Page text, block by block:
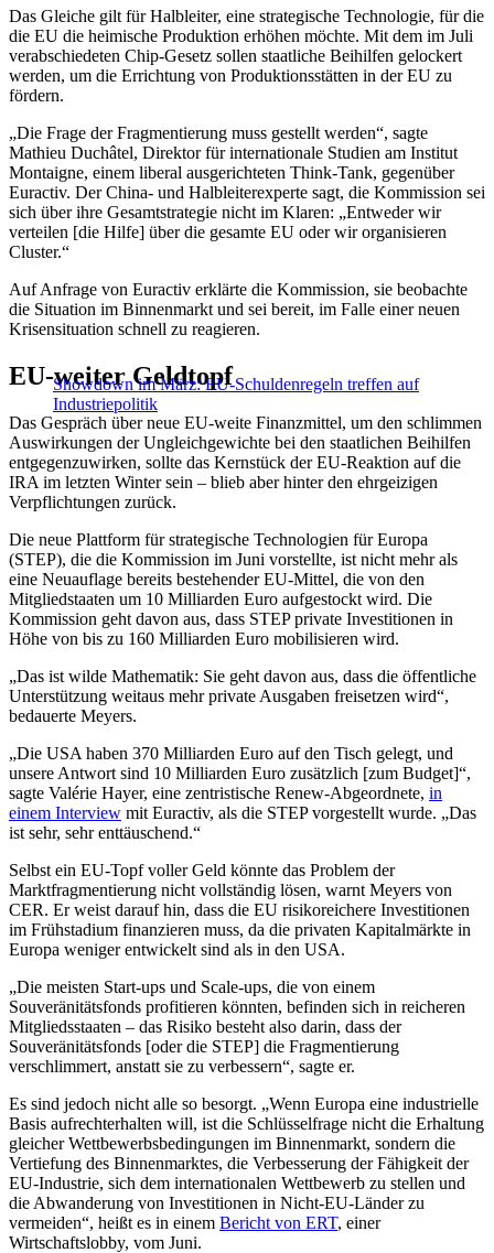
Das Gleiche gilt für Halbleiter, eine strategische Technologie, für die
die EU die heimische Produktion erhöhen möchte. Mit dem im Juli
verabschiedeten Chip-Gesetz sollen staatliche Beihilfen gelockert
werden, um die Errichtung von Produktionsstätten in der EU zu
fördern.
„Die Frage der Fragmentierung muss gestellt werden“, sagte
Mathieu Duchâtel, Direktor für internationale Studien am Institut
Montaigne, einem liberal ausgerichteten Think-Tank, gegenüber
Euractiv. Der China- und Halbleiterexperte sagt, die Kommission sei
sich über ihre Gesamtstrategie nicht im Klaren: „Entweder wir
verteilen [die Hilfe] über die gesamte EU oder wir organisieren
Cluster.“
Auf Anfrage von Euractiv erklärte die Kommission, sie beobachte
die Situation im Binnenmarkt und sei bereit, im Falle einer neuen
Krisensituation schnell zu reagieren.
Showdown im März: EU-Schuldenregeln treffen auf
Industriepolitik
EU-weiter Geldtopf
Das Gespräch über neue EU-weite Finanzmittel, um den schlimmen
Auswirkungen der Ungleichgewichte bei den staatlichen Beihilfen
entgegenzuwirken, sollte das Kernstück der EU-Reaktion auf die
IRA im letzten Winter sein – blieb aber hinter den ehrgeizigen
Verpflichtungen zurück.
Die neue Plattform für strategische Technologien für Europa
(STEP), die die Kommission im Juni vorstellte, ist nicht mehr als
eine Neuauflage bereits bestehender EU-Mittel, die von den
Mitgliedstaaten um 10 Milliarden Euro aufgestockt wird. Die
Kommission geht davon aus, dass STEP private Investitionen in
Höhe von bis zu 160 Milliarden Euro mobilisieren wird.
„Das ist wilde Mathematik: Sie geht davon aus, dass die öffentliche
Unterstützung weitaus mehr private Ausgaben freisetzen wird“,
bedauerte Meyers.
„Die USA haben 370 Milliarden Euro auf den Tisch gelegt, und
unsere Antwort sind 10 Milliarden Euro zusätzlich [zum Budget]“,
sagte Valérie Hayer, eine zentristische Renew-Abgeordnete, in
einem Interview mit Euractiv, als die STEP vorgestellt wurde. „Das
ist sehr, sehr enttäuschend.“
Selbst ein EU-Topf voller Geld könnte das Problem der
Marktfragmentierung nicht vollständig lösen, warnt Meyers von
CER. Er weist darauf hin, dass die EU risikoreichere Investitionen
im Frühstadium finanzieren muss, da die privaten Kapitalmärkte in
Europa weniger entwickelt sind als in den USA.
„Die meisten Start-ups und Scale-ups, die von einem
Souveränitätsfonds profitieren könnten, befinden sich in reicheren
Mitgliedsstaaten – das Risiko besteht also darin, dass der
Souveränitätsfonds [oder die STEP] die Fragmentierung
verschlimmert, anstatt sie zu verbessern“, sagte er.
Es sind jedoch nicht alle so besorgt. „Wenn Europa eine industrielle
Basis aufrechterhalten will, ist die Schlüsselfrage nicht die Erhaltung
gleicher Wettbewerbsbedingungen im Binnenmarkt, sondern die
Vertiefung des Binnenmarktes, die Verbesserung der Fähigkeit der
EU-Industrie, sich dem internationalen Wettbewerb zu stellen und
die Abwanderung von Investitionen in Nicht-EU-Länder zu
vermeiden“, heißt es in einem Bericht von ERT, einer
Wirtschaftslobby, vom Juni.